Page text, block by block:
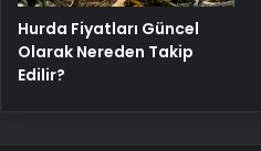
Hurda Fiyatları Güncel
Olarak Nereden Takip
Edilir?